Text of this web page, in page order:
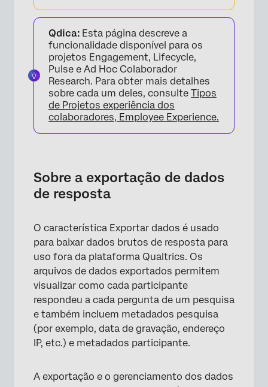
Qdica: Esta página descreve a
funcionalidade disponível para os
projetos Engagement, Lifecycle,
Pulse e Ad Hoc Colaborador
Research. Para obter mais detalhes
sobre cada um deles, consulte Tipos
de Projetos experiência dos
colaboradores, Employee Experience.
Sobre a exportação de dados
de resposta
O característica Exportar dados é usado
para baixar dados brutos de resposta para
uso fora da plataforma Qualtrics. Os
arquivos de dados exportados permitem
visualizar como cada participante
respondeu a cada pergunta de um pesquisa
e também incluem metadados pesquisa
(por exemplo, data de gravação, endereço
IP, etc.) e metadados participante.
A exportação e o gerenciamento dos dados